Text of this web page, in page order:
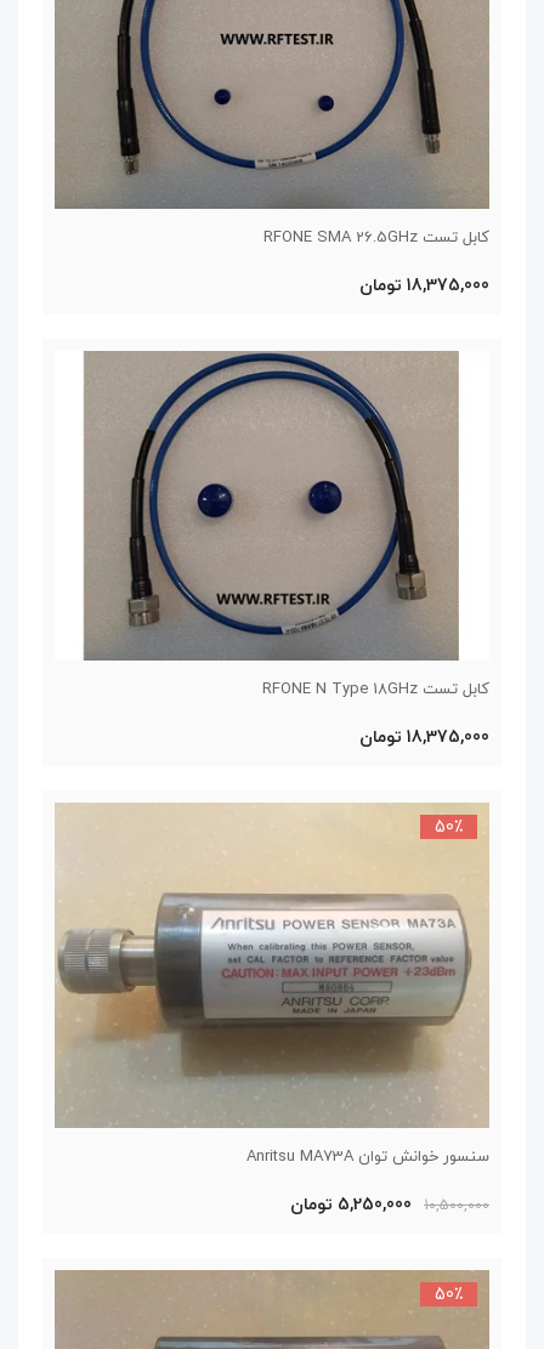
کابل تست RFONE SMA 26.5GHz
18,375,000 تومان
کابل تست RFONE N Type 18GHz
18,375,000 تومان
سنسور خوانش توان Anritsu MA73A
50٪
10,500,000 5,250,000 تومان
50٪